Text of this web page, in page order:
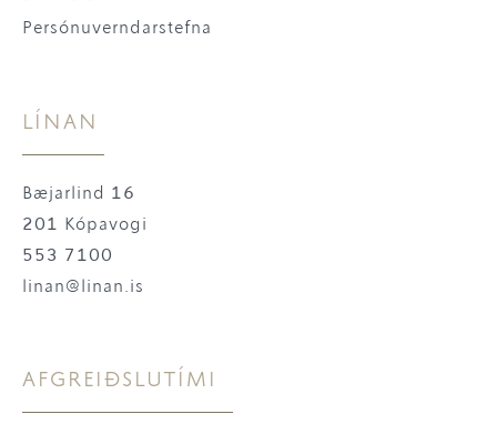
Persónuverndarstefna
LÍNAN
Bæjarlind 16
201 Kópavogi
553 7100
linan@linan.is
AFGREIÐSLUTÍMI